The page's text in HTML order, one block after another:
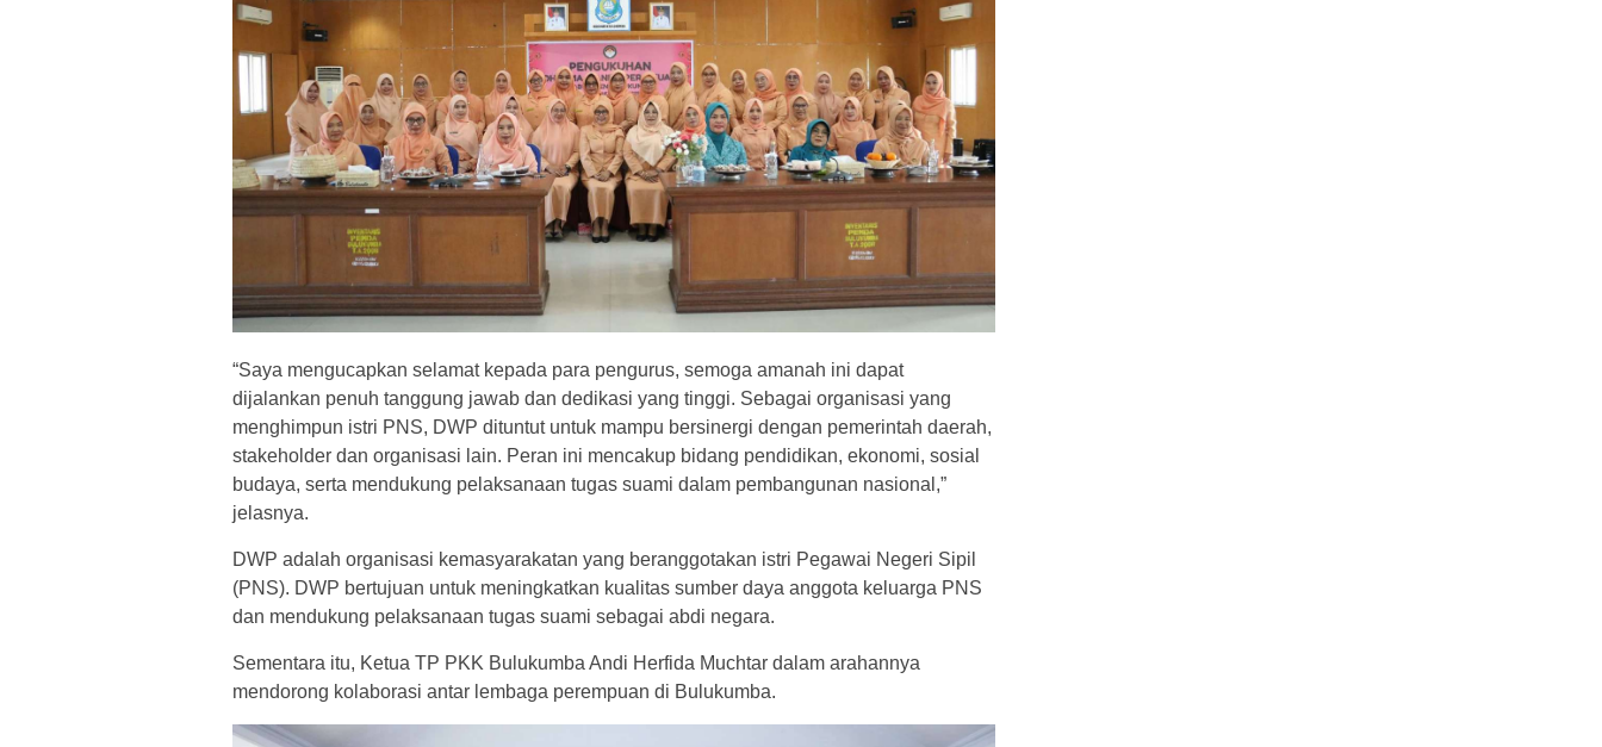
“Saya mengucapkan selamat kepada para pengurus, semoga amanah ini dapat
dijalankan penuh tanggung jawab dan dedikasi yang tinggi. Sebagai organisasi yang
menghimpun istri PNS, DWP dituntut untuk mampu bersinergi dengan pemerintah daerah,
stakeholder dan organisasi lain. Peran ini mencakup bidang pendidikan, ekonomi, sosial
budaya, serta mendukung pelaksanaan tugas suami dalam pembangunan nasional,”
jelasnya.
DWP adalah organisasi kemasyarakatan yang beranggotakan istri Pegawai Negeri Sipil
(PNS). DWP bertujuan untuk meningkatkan kualitas sumber daya anggota keluarga PNS
dan mendukung pelaksanaan tugas suami sebagai abdi negara.
Sementara itu, Ketua TP PKK Bulukumba Andi Herfida Muchtar dalam arahannya
mendorong kolaborasi antar lembaga perempuan di Bulukumba.